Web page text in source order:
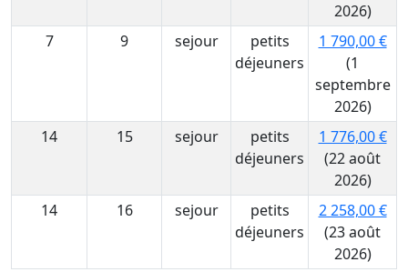
2026)
7
9 sejour
petits
déjeuners
1 790,00 €
(1
septembre
2026)
14
15 sejour
petits
déjeuners
1 776,00 €
(22 août
2026)
14
16 sejour
petits
déjeuners
2 258,00 €
(23 août
2026)